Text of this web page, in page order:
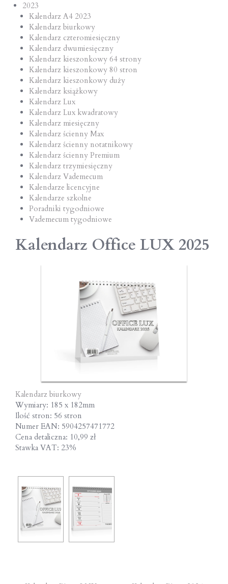
2023
Kalendarz A4 2023
Kalendarz biurkowy
Kalendarz czteromiesięczny
Kalendarz dwumiesięczny
Kalendarz kieszonkowy 64 strony
Kalendarz kieszonkowy 80 stron
Kalendarz kieszonkowy duży
Kalendarz książkowy
Kalendarz Lux
Kalendarz Lux kwadratowy
Kalendarz miesięczny
Kalendarz ścienny Max
Kalendarz ścienny notatnikowy
Kalendarz ścienny Premium
Kalendarz trzymiesięczny
Kalendarz Vademecum
Kalendarze licencyjne
Kalendarze szkolne
Poradniki tygodniowe
Vademecum tygodniowe
Kalendarz Office LUX 2025
Kalendarz biurkowy
Wymiary: 185 x 182mm
Ilość stron: 56 stron
Numer EAN: 5904257471772
Cena detaliczna: 10,99 zł
Stawka VAT: 23%